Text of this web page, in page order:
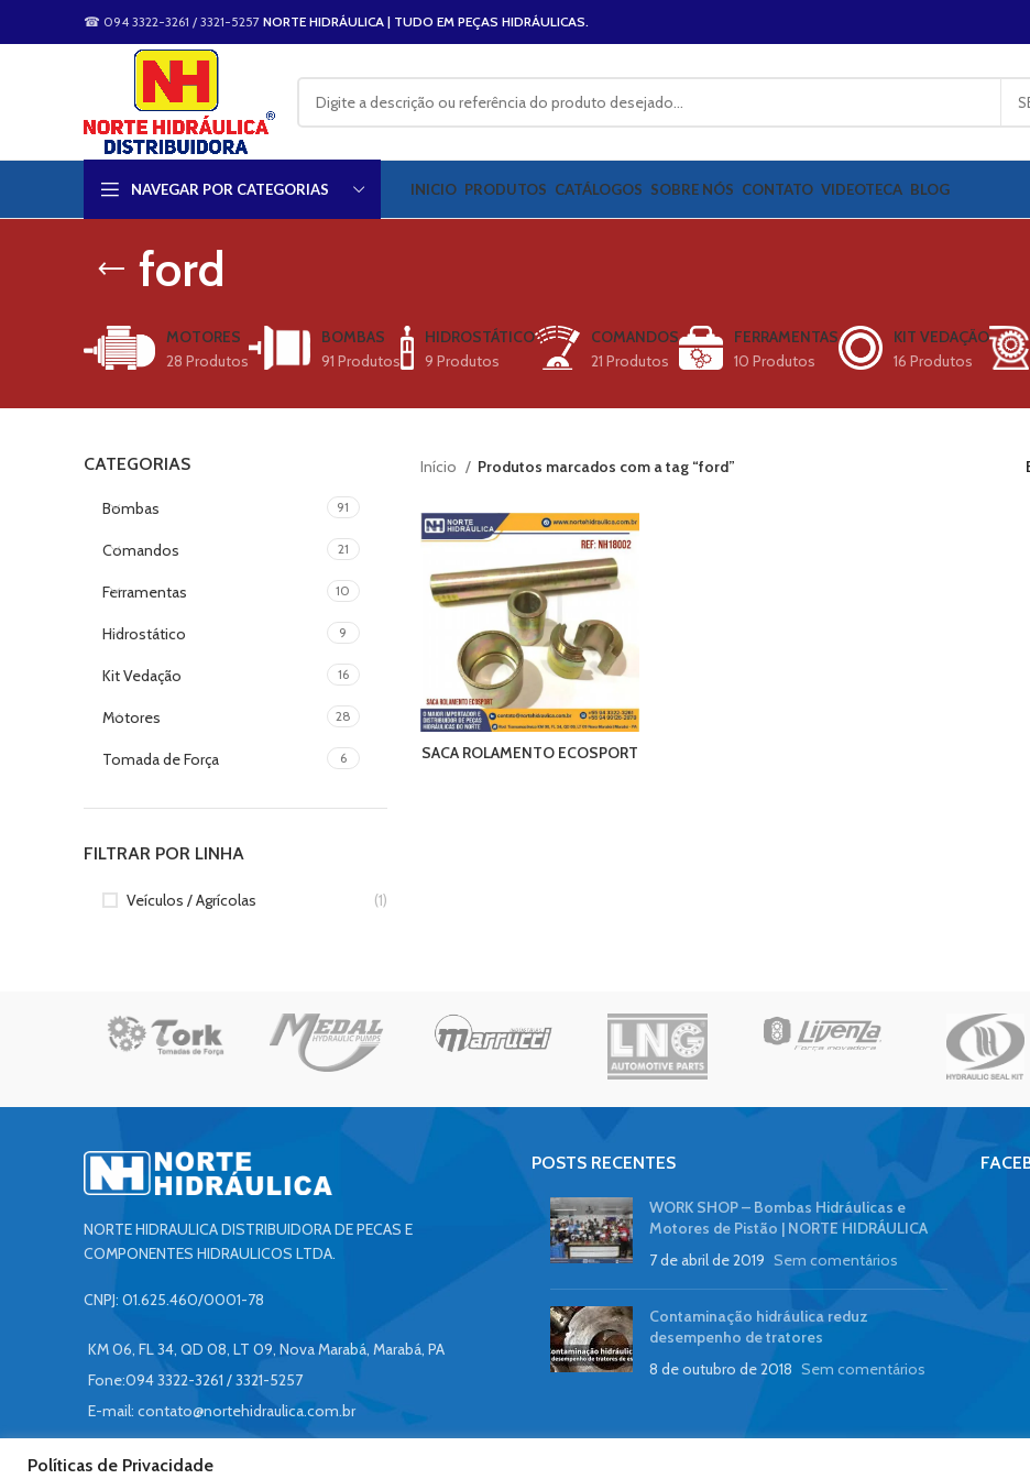
☎ 094 3322-3261 / 3321-5257 NORTE HIDRÁULICA | TUDO EM PEÇAS HIDRÁULICAS.
NAVEGAR POR CATEGORIAS INICIO PRODUTOS CATÁLOGOS SOBRE NÓS CONTATO VIDEOTECA BLOG
ford
MOTORES
28 Produtos
BOMBAS
91 Produtos
HIDROSTÁTICO
9 Produtos
COMANDOS
21 Produtos
FERRAMENTAS
10 Produtos
KIT VEDAÇÃO
16 Produtos
CATEGORIAS
Bombas 91
Comandos 21
Ferramentas 10
Hidrostático 9
Kit Vedação 16
Motores 28
Tomada de Força 6
FILTRAR POR LINHA
Veículos / Agrícolas (1)
Início Produtos marcados com a tag “ford”
SACA ROLAMENTO ECOSPORT
NORTE HIDRAULICA DISTRIBUIDORA DE PECAS E
COMPONENTES HIDRAULICOS LTDA.
CNPJ: 01.625.460/0001-78
KM 06, FL 34, QD 08, LT 09, Nova Marabá, Marabá, PA
Fone:094 3322-3261 / 3321-5257
E-mail: contato@nortehidraulica.com.br
POSTS RECENTES
WORK SHOP – Bombas Hidráulicas e
Motores de Pistão | NORTE HIDRÁULICA
7 de abril de 2019 Sem comentários
Contaminação hidráulica reduz
desempenho de tratores
8 de outubro de 2018 Sem comentários
Políticas de Privacidade